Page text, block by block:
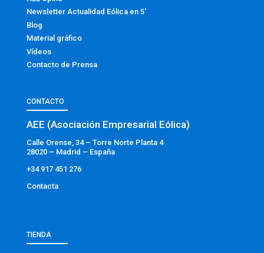
Newsletter Actualidad Eólica en 5′
Blog
Material gráfico
Vídeos
Contacto de Prensa
CONTACTO
AEE (Asociación Empresarial Eólica)
Calle Orense, 34 – Torre Norte Planta 4
28020 – Madrid – España
+34 917 451 276
Contacta
TIENDA